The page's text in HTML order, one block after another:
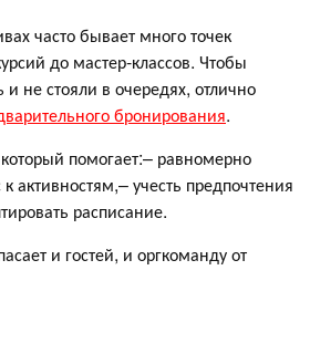
часто бывает много точек
до мастер-классов. Чтобы
и не стояли в очередях, отлично
бронирования.
помогает:– равномерно
активностям,– учесть предпочтения
расписание.
и гостей, и оргкоманду от